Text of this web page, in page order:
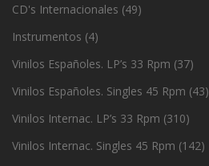
CD's Internacionales (49)
Instrumentos (4)
Vinilos Españoles. LP’s 33 Rpm (37)
Vinilos Españoles. Singles 45 Rpm (43)
Vinilos Internac. LP’s 33 Rpm (310)
Vinilos Internac. Singles 45 Rpm (142)